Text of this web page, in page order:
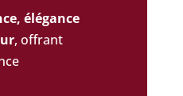
élégance
, offrant